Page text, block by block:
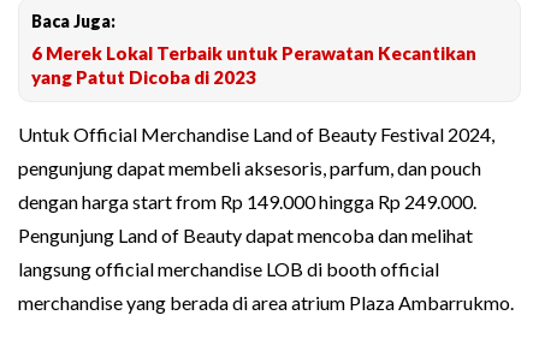
Baca Juga:
6 Merek Lokal Terbaik untuk Perawatan Kecantikan
yang Patut Dicoba di 2023
Untuk Official Merchandise Land of Beauty Festival 2024,
pengunjung dapat membeli aksesoris, parfum, dan pouch
dengan harga start from Rp 149.000 hingga Rp 249.000.
Pengunjung Land of Beauty dapat mencoba dan melihat
langsung official merchandise LOB di booth official
merchandise yang berada di area atrium Plaza Ambarrukmo.